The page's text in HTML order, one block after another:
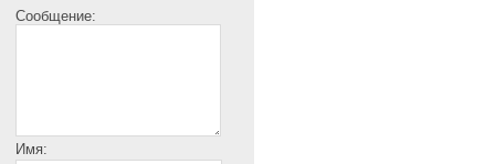
Сообщение:
Имя: